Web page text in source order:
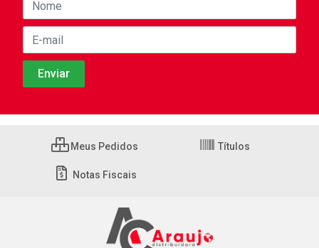
Meus Pedidos Títulos
Notas Fiscais